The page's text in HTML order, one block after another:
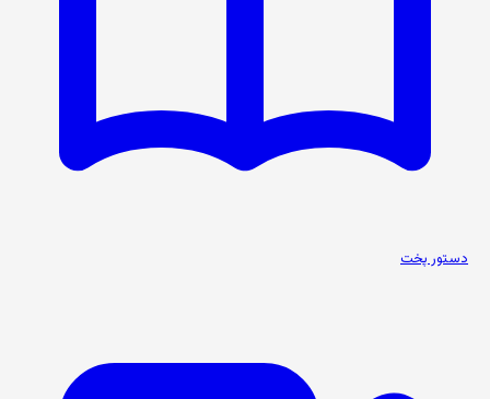
دستور پخت